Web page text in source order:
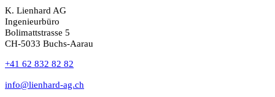
K. Lienhard AG
Ingenieurbüro
Bolimattstrasse 5
CH-5033 Buchs-Aarau
+41 62 832 82 82
info@lienhard-ag.ch